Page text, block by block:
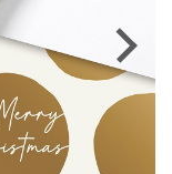
Next